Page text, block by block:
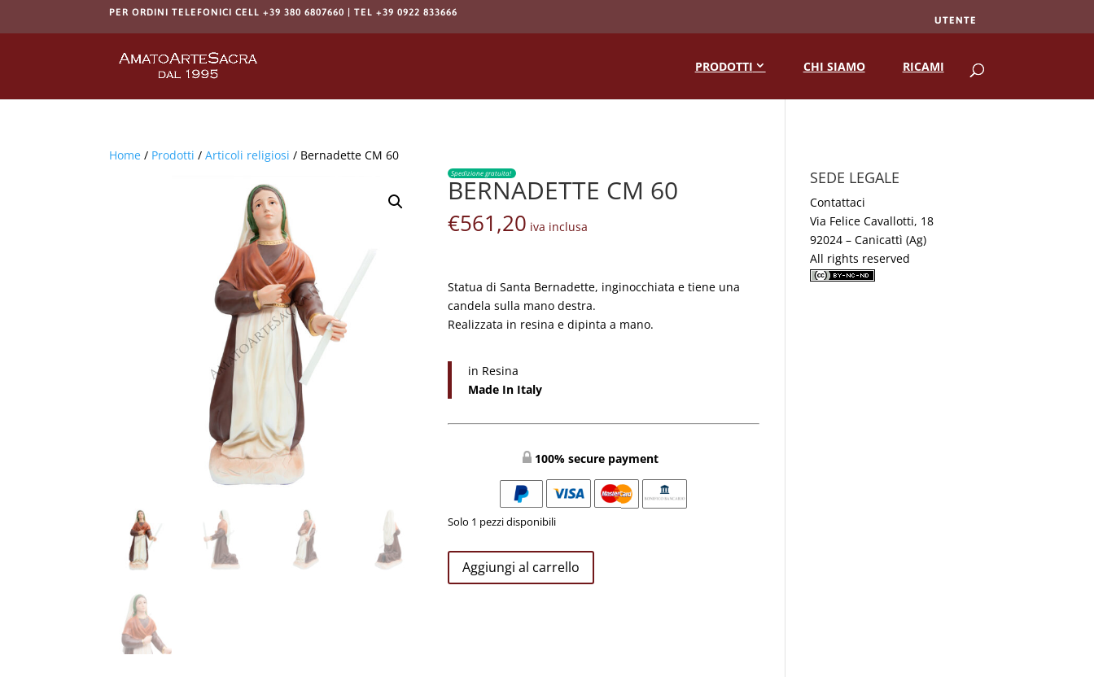
PER ORDINI TELEFONICI CELL +39 380 6807660 | TEL +39 0922 833666
UTENTE
PRODOTTI CHI SIAMO RICAMI
Products
Home / Prodotti /Articoli religiosi / Bernadette CM 60
Spedizione gratuita!
BERNADETTE CM 60
€561,20 iva inclusa
Statua di Santa Bernadette, inginocchiata e tiene una
candela sulla mano destra.
Realizzata in resina e dipinta a mano.
in Resina
Made In Italy
100% secure payment
Solo 1 pezzi disponibili
Bernadette
CM
Aggiungi al carrello
SEDE LEGALE
Contattaci
Via Felice Cavallotti, 18
92024 – Canicattì (Ag)
All rights reserved